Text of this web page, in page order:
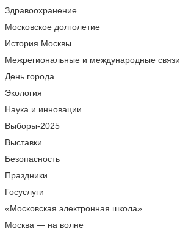
Здравоохранение
Московское долголетие
История Москвы
Межрегиональные и международные связи
День города
Экология
Наука и инновации
Выборы-2025
Выставки
Безопасность
Праздники
Госуслуги
«Московская электронная школа»
Москва — на волне